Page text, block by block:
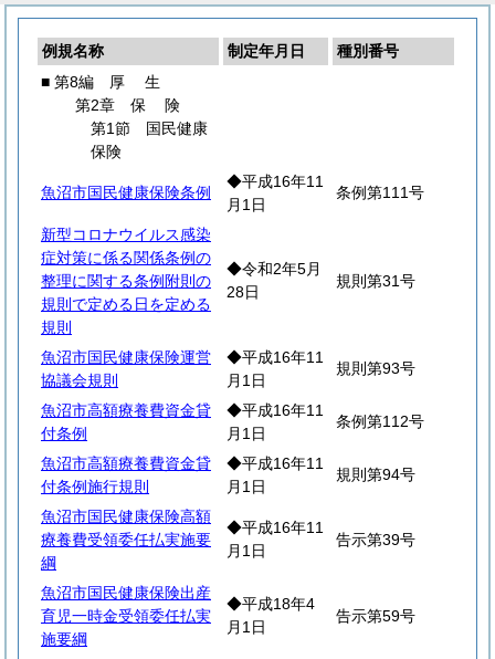
例規名称 制定年月日
種別番号
■ 第8編 厚 生
第2章 保
険
第1節 国民健康
保険
魚沼市国民健康保険条例
◆平成16年11
月1日
条例第111号
新型コロナウイルス感染
症対策に係る関係条例の
整理に関する条例附則の
規則で定める日を定める
規則
◆令和2年5月
28日
規則第31号
魚沼市国民健康保険運営
協議会規則
◆平成16年11
月1日
規則第93号
魚沼市高額療養費資金貸
付条例
◆平成16年11
月1日
条例第112号
魚沼市高額療養費資金貸
付条例施行規則
◆平成16年11
月1日
規則第94号
魚沼市国民健康保険高額
療養費受領委任払実施要
綱
◆平成16年11
月1日
告示第39号
魚沼市国民健康保険出産
育児一時金受領委任払実
施要綱
◆平成18年4
月1日
告示第59号